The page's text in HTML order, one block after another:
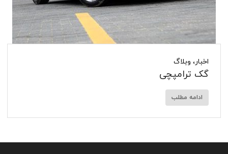
اخبار، وبلاگ
گک ترامپچی
ادامه مطلب